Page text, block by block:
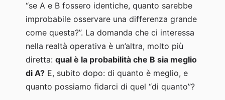
“se A e B fossero identiche, quanto sarebbe
improbabile osservare una differenza grande
come questa?”. La domanda che ci interessa
nella realtà operativa è un’altra, molto più
diretta:qual è la probabilità che B sia meglio
di A? E, subito dopo: di quanto è meglio, e
quanto possiamo fidarci di quel “di quanto”?